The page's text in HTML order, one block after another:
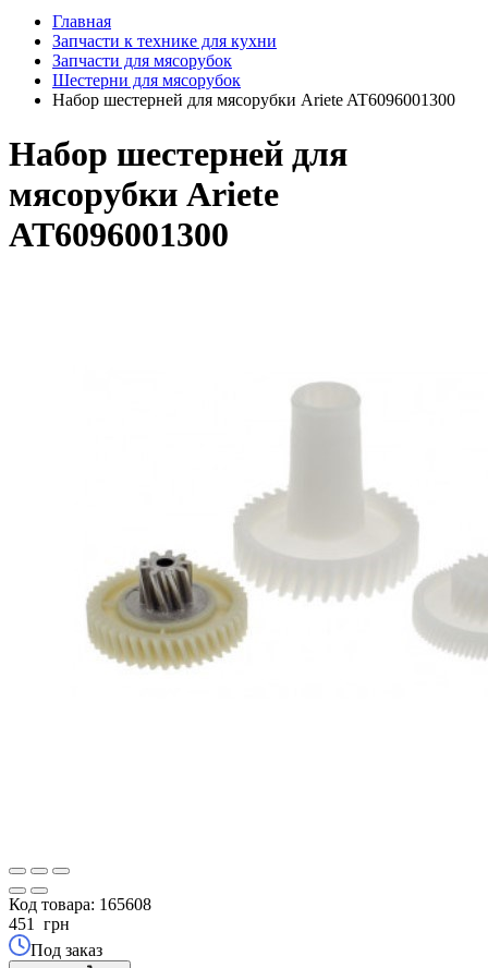
Главная
Запчасти к технике для кухни
Запчасти для мясорубок
Шестерни для мясорубок
Набор шестерней для мясорубки Ariete AT6096001300
Набор шестерней для
мясорубки Ariete
AT6096001300
Код товара: 165608
451
грн
Под заказ